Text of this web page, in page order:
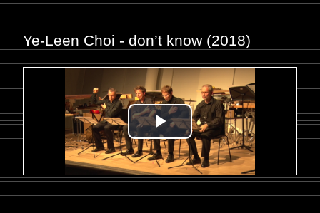
Ye-Leen Choi - don’t know (2018)